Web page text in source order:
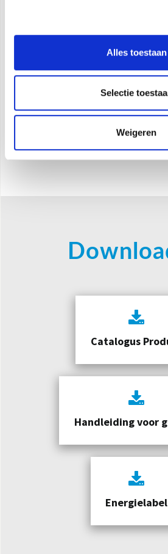
Alles toestaan
Selectie
Weigeren
Geluidsvermogen63 dB (A)
Efficiëntieklasse A tijdens
Timer 24h, Auto, Sleep en
slang voor luchtafvoer
Catalogus
Handleiding voor
Energielabel